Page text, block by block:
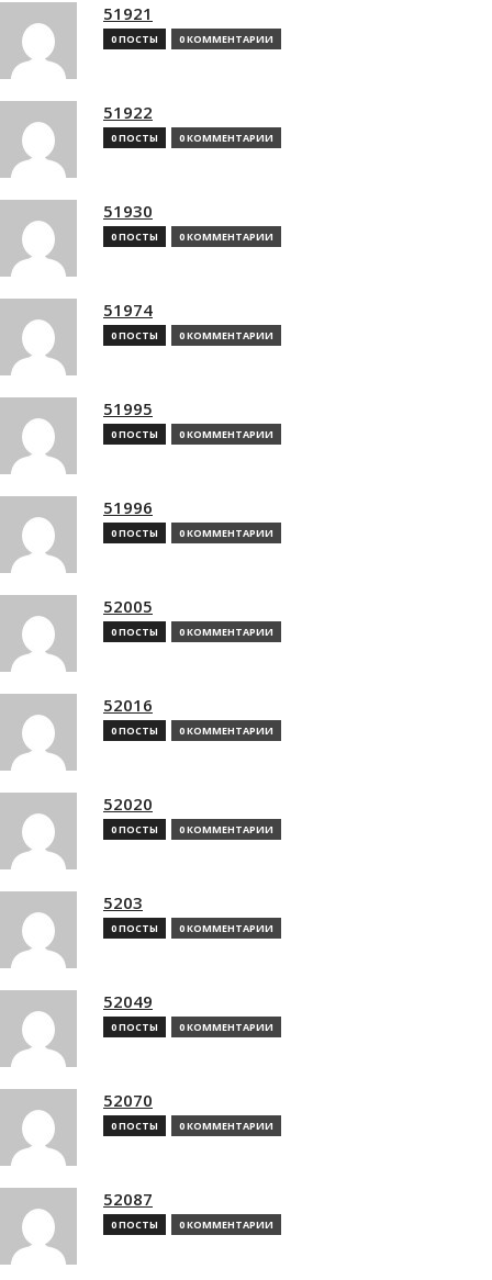
51921
0 ПОСТЫ 0 КОММЕНТАРИИ
51922
0 ПОСТЫ 0 КОММЕНТАРИИ
51930
0 ПОСТЫ 0 КОММЕНТАРИИ
51974
0 ПОСТЫ 0 КОММЕНТАРИИ
51995
0 ПОСТЫ 0 КОММЕНТАРИИ
51996
0 ПОСТЫ 0 КОММЕНТАРИИ
52005
0 ПОСТЫ 0 КОММЕНТАРИИ
52016
0 ПОСТЫ 0 КОММЕНТАРИИ
52020
0 ПОСТЫ 0 КОММЕНТАРИИ
5203
0 ПОСТЫ 0 КОММЕНТАРИИ
52049
0 ПОСТЫ 0 КОММЕНТАРИИ
52070
0 ПОСТЫ 0 КОММЕНТАРИИ
52087
0 ПОСТЫ 0 КОММЕНТАРИИ